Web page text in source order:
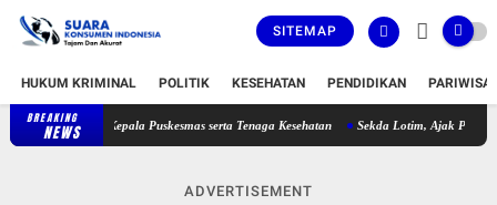
SITEMAP
HUKUM KRIMINAL POLITIK KESEHATAN PENDIDIKAN
BREAKING
NEWS
Plt Kepala Puskesmas serta Tenaga Kesehatan Sekda Lotim, Ajak Pemuda
ADVERTISEMENT